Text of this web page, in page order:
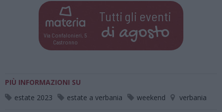
Via Confalonieri, 5
Castronno
Tutti gli eventi
di agosto
PIÙ INFORMAZIONI SU
estate 2023
estate a verbania weekend verbania